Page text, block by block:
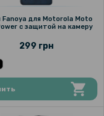
Fanoya для Motorola Moto
с защитой на камеру
299 грн